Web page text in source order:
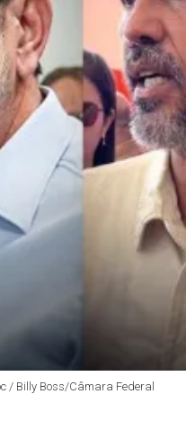
/ Billy Boss/Câmara Federal